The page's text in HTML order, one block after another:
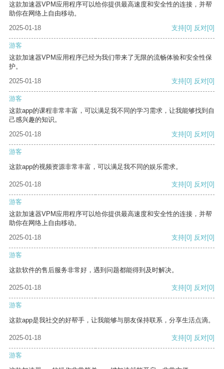
这款加速器VPM应用程序可以给你提供最高速度和安全性的连接，并帮
助你在网络上自由移动。
2025-01-18
支持[0] 反对[0]
游客
这款加速器VPM应用程序已经为我们带来了无限的流畅体验和安全性保
护。
2025-01-18
支持[0] 反对[0]
游客
这款app的课程非常丰富，可以满足我不同的学习需求，让我能够找到自
己感兴趣的知识。
2025-01-18
支持[0] 反对[0]
游客
这款app的视频资源非常丰富，可以满足我不同的娱乐需求。
2025-01-18 支持[0] 反对[0]
游客
这款加速器VPM应用程序可以给你提供最高速度和安全性的连接，并帮
助你在网络上自由移动。
2025-01-18
支持[0] 反对[0]
游客
这款软件的售后服务非常好，遇到问题都能得到及时解决。
2025-01-18 支持[0] 反对[0]
游客
这款app是我社交的好帮手，让我能够与朋友保持联系，分享生活点滴。
2025-01-18 支持[0] 反对[0]
游客